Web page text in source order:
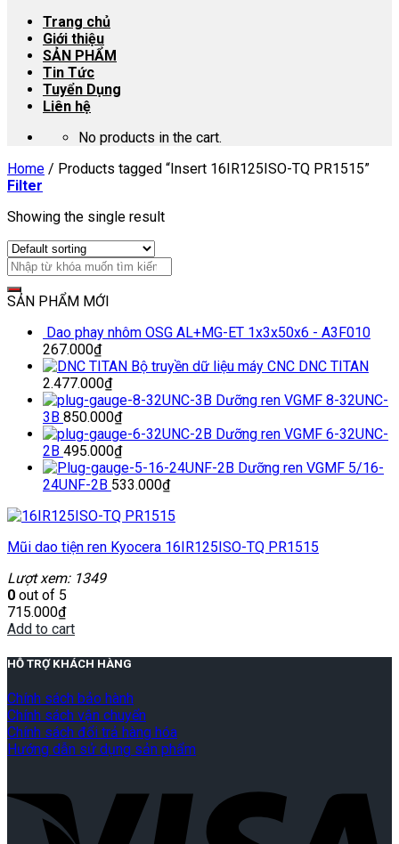
Trang chủ
Giới thiệu
SẢN PHẨM
Tin Tức
Tuyển Dụng
Liên hệ
No products in the cart.
Home / Products tagged “Insert 16IR125ISO-TQ PR1515”
Filter
Showing the single result
SẢN PHẨM MỚI
Dao phay nhôm OSG AL+MG-ET 1x3x50x6 - A3F010
267.000₫
Bộ truyền dữ liệu máy CNC DNC TITAN
2.477.000₫
Dưỡng ren VGMF 8-32UNC-
3B 850.000₫
Dưỡng ren VGMF 6-32UNC-
2B 495.000₫
Dưỡng ren VGMF 5/16-
24UNF-2B 533.000₫
Mũi dao tiện ren Kyocera 16IR125ISO-TQ PR1515
Lượt xem: 1349
0 out of 5
715.000₫
Add to cart
HỖ TRỢ KHÁCH HÀNG
Chính sách bảo hành
Chính sách vận chuyển
Chính sách đổi trả hàng hóa
Hướng dẫn sử dụng sản phẩm